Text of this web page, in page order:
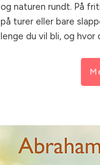
og naturen rundt. På
på turer eller bare
lenge du vil bli, og hvor